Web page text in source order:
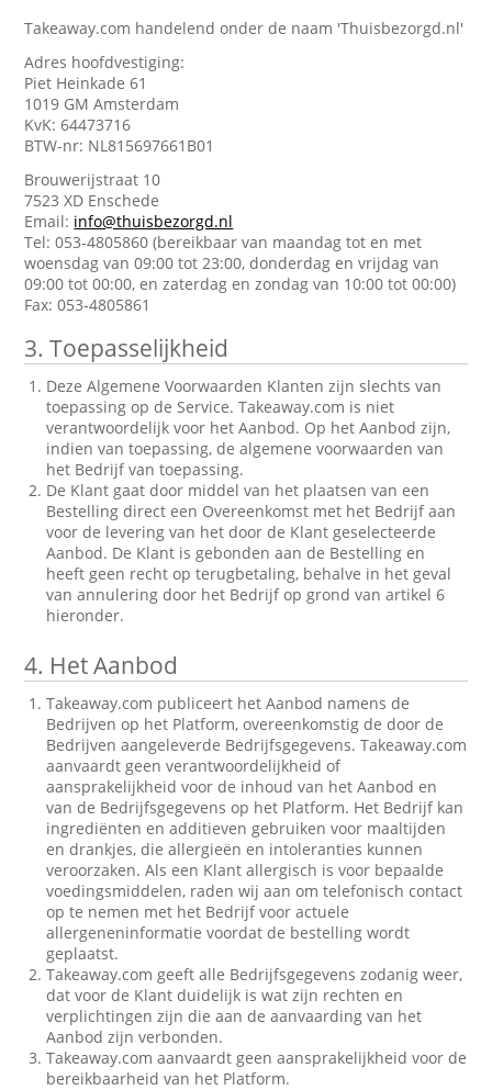
Takeaway.com handelend onder de naam 'Thuisbezorgd.nl'
Adres hoofdvestiging:
Piet Heinkade 61
1019 GM Amsterdam
KvK: 64473716
BTW-nr: NL815697661B01
Brouwerijstraat 10
7523 XD Enschede
Email: info@thuisbezorgd.nl
Tel: 053-4805860 (bereikbaar van maandag tot en met
woensdag van 09:00 tot 23:00, donderdag en vrijdag van
09:00 tot 00:00, en zaterdag en zondag van 10:00 tot 00:00)
Fax: 053-4805861
3. Toepasselijkheid
Deze Algemene Voorwaarden Klanten zijn slechts van
toepassing op de Service. Takeaway.com is niet
verantwoordelijk voor het Aanbod. Op het Aanbod zijn,
indien van toepassing, de algemene voorwaarden van
het Bedrijf van toepassing.
De Klant gaat door middel van het plaatsen van een
Bestelling direct een Overeenkomst met het Bedrijf aan
voor de levering van het door de Klant geselecteerde
Aanbod. De Klant is gebonden aan de Bestelling en
heeft geen recht op terugbetaling, behalve in het geval
van annulering door het Bedrijf op grond van artikel 6
hieronder.
4. Het Aanbod
Takeaway.com publiceert het Aanbod namens de
Bedrijven op het Platform, overeenkomstig de door de
Bedrijven aangeleverde Bedrijfsgegevens. Takeaway.com
aanvaardt geen verantwoordelijkheid of
aansprakelijkheid voor de inhoud van het Aanbod en
van de Bedrijfsgegevens op het Platform. Het Bedrijf kan
ingrediënten en additieven gebruiken voor maaltijden
en drankjes, die allergieën en intoleranties kunnen
veroorzaken. Als een Klant allergisch is voor bepaalde
voedingsmiddelen, raden wij aan om telefonisch contact
op te nemen met het Bedrijf voor actuele
allergeneninformatie voordat de bestelling wordt
geplaatst.
Takeaway.com geeft alle Bedrijfsgegevens zodanig weer,
dat voor de Klant duidelijk is wat zijn rechten en
verplichtingen zijn die aan de aanvaarding van het
Aanbod zijn verbonden.
Takeaway.com aanvaardt geen aansprakelijkheid voor de
bereikbaarheid van het Platform.